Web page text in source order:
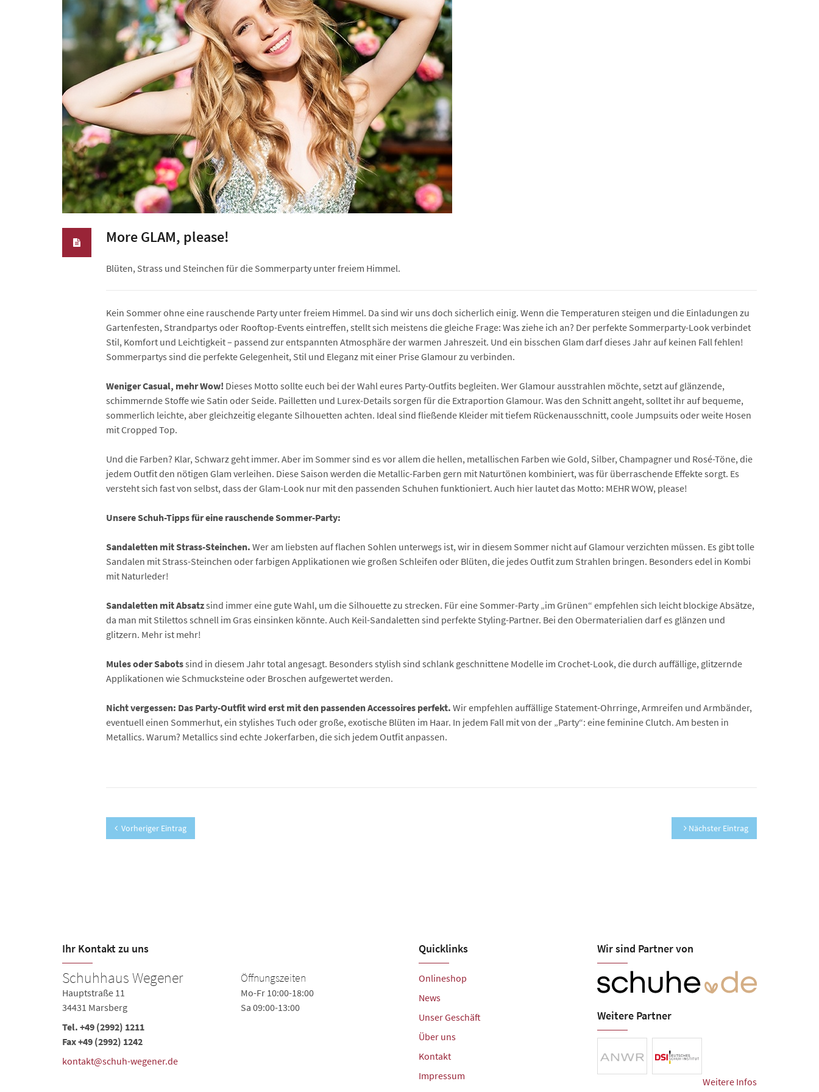
More GLAM, please!
Blüten, Strass und Steinchen für die Sommerparty unter freiem Himmel.
Kein Sommer ohne eine rauschende Party unter freiem Himmel. Da sind wir uns doch sicherlich einig. Wenn die Temperaturen steigen und die Einladungen zu
Gartenfesten, Strandpartys oder Rooftop-Events eintreffen, stellt sich meistens die gleiche Frage: Was ziehe ich an? Der perfekte Sommerparty-Look verbindet
Stil, Komfort und Leichtigkeit – passend zur entspannten Atmosphäre der warmen Jahreszeit. Und ein bisschen Glam darf dieses Jahr auf keinen Fall fehlen!
Sommerpartys sind die perfekte Gelegenheit, Stil und Eleganz mit einer Prise Glamour zu verbinden.
Weniger Casual, mehr Wow! Dieses Motto sollte euch bei der Wahl eures Party-Outfits begleiten. Wer Glamour ausstrahlen möchte, setzt auf glänzende,
schimmernde Stoffe wie Satin oder Seide. Pailletten und Lurex-Details sorgen für die Extraportion Glamour. Was den Schnitt angeht, solltet ihr auf bequeme,
sommerlich leichte, aber gleichzeitig elegante Silhouetten achten. Ideal sind fließende Kleider mit tiefem Rückenausschnitt, coole Jumpsuits oder weite Hosen
mit Cropped Top.
Und die Farben? Klar, Schwarz geht immer. Aber im Sommer sind es vor allem die hellen, metallischen Farben wie Gold, Silber, Champagner und Rosé-Töne, die
jedem Outfit den nötigen Glam verleihen. Diese Saison werden die Metallic-Farben gern mit Naturtönen kombiniert, was für überraschende Effekte sorgt. Es
versteht sich fast von selbst, dass der Glam-Look nur mit den passenden Schuhen funktioniert. Auch hier lautet das Motto: MEHR WOW, please!
Unsere Schuh-Tipps für eine rauschende Sommer-Party:
Sandaletten mit Strass-Steinchen. Wer am liebsten auf flachen Sohlen unterwegs ist, wir in diesem Sommer nicht auf Glamour verzichten müssen. Es gibt tolle
Sandalen mit Strass-Steinchen oder farbigen Applikationen wie großen Schleifen oder Blüten, die jedes Outfit zum Strahlen bringen. Besonders edel in Kombi
mit Naturleder!
Sandaletten mit Absatzsind immer eine gute Wahl, um die Silhouette zu strecken. Für eine Sommer-Party „im Grünen“ empfehlen sich leicht blockige Absätze,
da man mit Stilettos schnell im Gras einsinken könnte. Auch Keil-Sandaletten sind perfekte Styling-Partner. Bei den Obermaterialien darf es glänzen und
glitzern. Mehr ist mehr!
Mules oder Sabotssind in diesem Jahr total angesagt. Besonders stylish sind schlank geschnittene Modelle im Crochet-Look, die durch auffällige, glitzernde
Applikationen wie Schmucksteine oder Broschen aufgewertet werden.
Nicht vergessen: Das Party-Outfit wird erst mit den passenden Accessoires perfekt. Wir empfehlen auffällige Statement-Ohrringe, Armreifen und Armbänder,
eventuell einen Sommerhut, ein stylishes Tuch oder große, exotische Blüten im Haar. In jedem Fall mit von der „Party“: eine feminine Clutch. Am besten in
Metallics. Warum? Metallics sind echte Jokerfarben, die sich jedem Outfit anpassen.
Vorheriger Eintrag Nächster Eintrag
Ihr Kontakt zu uns
Schuhhaus Wegener
Hauptstraße 11
34431 Marsberg
Tel. +49 (2992) 1211
Fax +49 (2992) 1242
kontakt@schuh-wegener.de
Öffnungszeiten
Mo-Fr 10:00-18:00
Sa 09:00-13:00
Quicklinks
Onlineshop
News
Unser Geschäft
Über uns
Kontakt
Impressum
Wir sind Partner von
Weitere Partner
Weitere Infos